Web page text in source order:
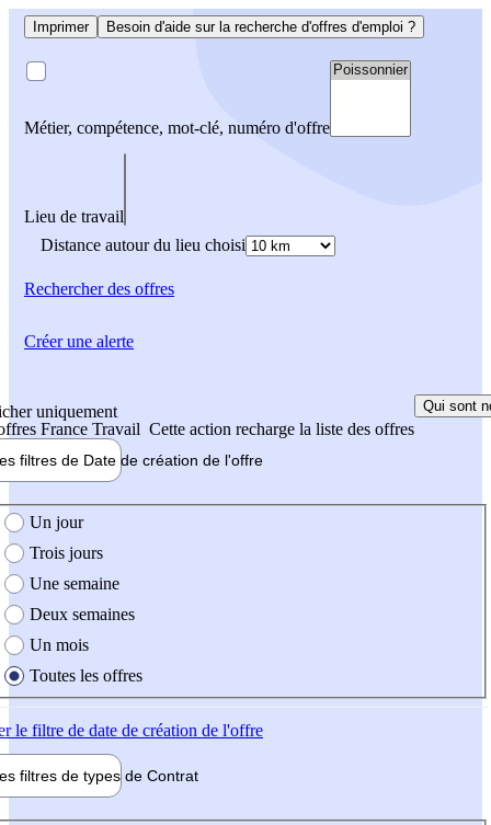
Imprimer Besoin d'aide sur la recherche d'offres d'emploi ?
Métier, compétence, mot-clé, numéro d'offre
Lieu de travail
Distance autour du lieu choisi
Rechercherdes offres
uniquement
France Travail Cette action recharge la liste des offres
Qui sont
filtres de Date de création de l'offre
création de l'offre
Un jour
Trois jours
Une semaine
Deux semaines
Un mois
Toutes les offres
le filtre de date de création de l'offre
filtres de types de Contrat
Créer une alerte